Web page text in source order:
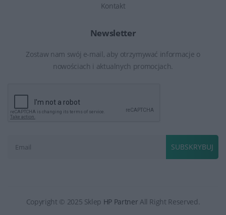
Kontakt
Newsletter
Zostaw nam swój e-mail, aby otrzymywać informacje o
nowościach i aktualnych promocjach.
SUBSKRYBUJ
Copyright © 2025 Sklep HP Partner All Right Reserved.